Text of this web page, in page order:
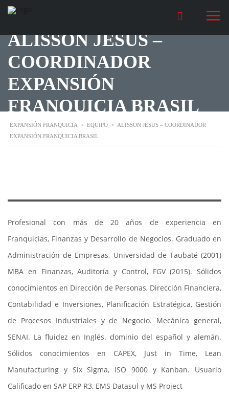
ALISSON JESUS –
COORDINADOR
EXPANSIÓN
FRANQUICIA BRASIL
EXPANSIÓN FRANQUICIA > EQUIPO > ALISSON JESUS – COORDINADOR
EXPANSIÓN FRANQUICIA BRASIL
Profesional con más de 20 años de experiencia en
Franquicias, Finanzas y Desarrollo de Negocios. Graduado en
Administración de Empresas, Universidad de Taubaté (2001)
MBA en Finanzas, Auditoría y Control, FGV (2015). Sólidos
conocimientos en Dirección de Personas, Dirección Financiera,
Contabilidad e Inversiones, Planificación Estratégica, Gestión
de Procesos Industriales y de Negocio. Mecánica general,
SENAI. La fluidez en Inglés. dominio del español y alemán.
Sólidos conocimientos en CAPEX, Just in Time, Lean
Manufacturing y Six Sigma, ISO 9000 y Kanban. Usuario
Calificado en SAP ERP R3, EMS Datasul y MS Project